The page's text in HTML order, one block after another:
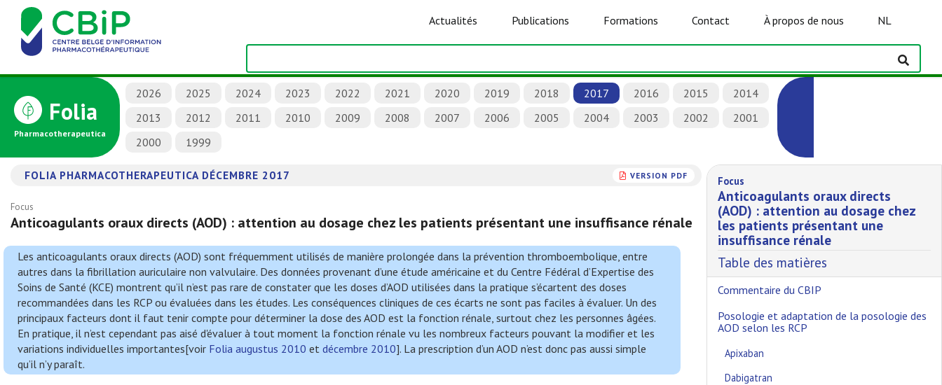
Actualités Publications Formations Contact À propos de nous NL
Folia
Pharmacotherapeutica
2026 2025 2024 2023 2022 2021 2020 2019 2018 2017 2016 2015
2014
2013
2012 2011 2010 2009 2008 2007 2006 2005 2004 2003 2002
2001
2000
1999
FOLIA PHARMACOTHERAPEUTICA DÉCEMBRE 2017 VERSION PDF
Focus
Anticoagulants oraux directs (AOD) : attention au dosage chez les patients présentant une insuffisance rénale
Les anticoagulants oraux directs (AOD) sont fréquemment utilisés de manière prolongée dans la prévention thromboembolique, entre
autres dans la fibrillation auriculaire non valvulaire. Des données provenant d’une étude américaine et du Centre Fédéral d’Expertise des
Soins de Santé (KCE) montrent qu’il n’est pas rare de constater que les doses d’AOD utilisées dans la pratique s’écartent des doses
recommandées dans les RCP ou évaluées dans les études. Les conséquences cliniques de ces écarts ne sont pas faciles à évaluer. Un des
principaux facteurs dont il faut tenir compte pour déterminer la dose des AOD est la fonction rénale, surtout chez les personnes âgées.
En pratique, il n’est cependant pas aisé d'évaluer à tout moment la fonction rénale vu les nombreux facteurs pouvant la modifier et les
variations individuelles importantes[voir Folia augustus 2010 et décembre 2010]. La prescription d’un AOD n’est donc pas aussi simple
qu’il n’y paraît.
Focus
Anticoagulants oraux directs
(AOD) : attention au dosage chez
les patients présentant une
insuffisance rénale
Table des matières
Commentaire du CBIP
Posologie et adaptation de la posologie des
AOD selon les RCP
Apixaban
Dabigatran